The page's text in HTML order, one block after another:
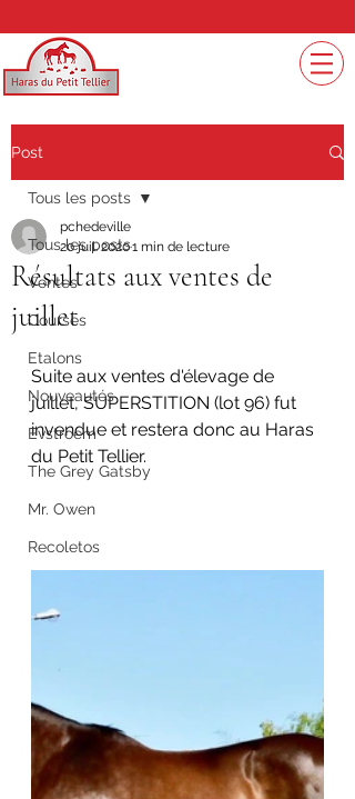
Post
Tous les posts
Ventes
Courses
Etalons
Nouveautés
Evstroem
The Grey Gatsby
Mr. Owen
Recoletos
Tous les posts
Résultats aux ventes de
juillet
pchedeville
20 juil. 20201 min de lecture
Suite aux ventes d'élevage de
juillet, SUPERSTITION (lot 96) fut
invendue et restera donc au Haras
du Petit Tellier.